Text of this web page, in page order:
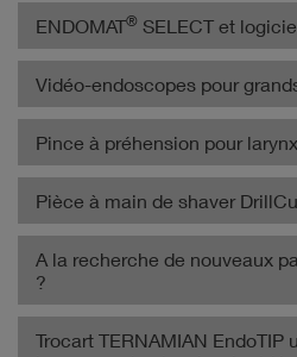
ENDOMAT® SELECT et
Vidéo-endoscopes pour
Pince à préhension pour
Pièce à main de shaver
A la recherche de nouveaux
?
Trocart TERNAMIAN EndoTIP